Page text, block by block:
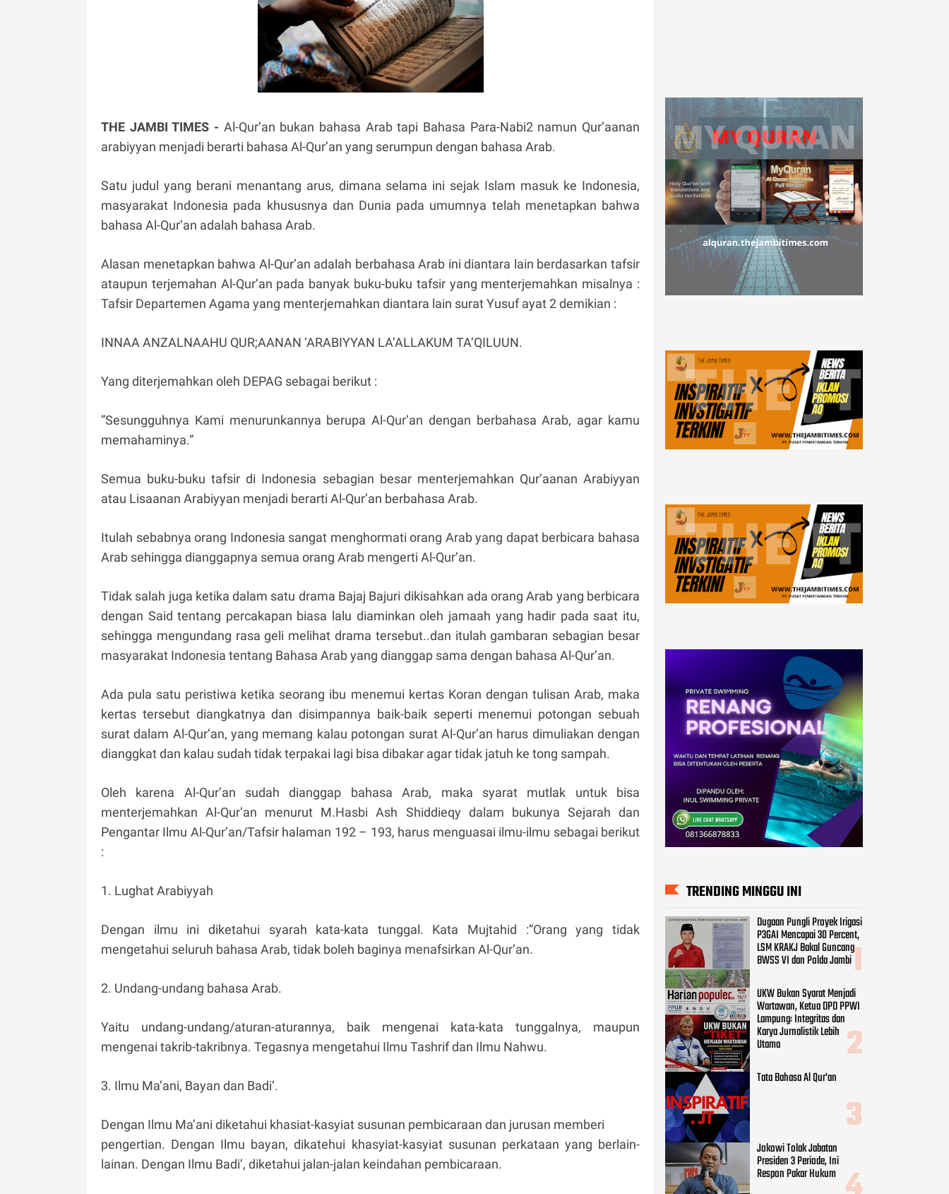
THE JAMBI TIMES - Al-Qur’an bukan bahasa Arab tapi Bahasa Para-Nabi2 namun Qur’aanan
arabiyyan menjadi berarti bahasa Al-Qur’an yang serumpun dengan bahasa Arab.
Satu judul yang berani menantang arus, dimana selama ini sejak Islam masuk ke Indonesia,
masyarakat Indonesia pada khususnya dan Dunia pada umumnya telah menetapkan bahwa
bahasa Al-Qur’an adalah bahasa Arab.
Alasan menetapkan bahwa Al-Qur’an adalah berbahasa Arab ini diantara lain berdasarkan tafsir
ataupun terjemahan Al-Qur’an pada banyak buku-buku tafsir yang menterjemahkan misalnya :
Tafsir Departemen Agama yang menterjemahkan diantara lain surat Yusuf ayat 2 demikian :
INNAA ANZALNAAHU QUR;AANAN ‘ARABIYYAN LA’ALLAKUM TA’QILUUN.
Yang diterjemahkan oleh DEPAG sebagai berikut :
”Sesungguhnya Kami menurunkannya berupa Al-Qur’an dengan berbahasa Arab, agar kamu
memahaminya.”
Semua buku-buku tafsir di Indonesia sebagian besar menterjemahkan Qur’aanan Arabiyyan
atau Lisaanan Arabiyyan menjadi berarti Al-Qur’an berbahasa Arab.
Itulah sebabnya orang Indonesia sangat menghormati orang Arab yang dapat berbicara bahasa
Arab sehingga dianggapnya semua orang Arab mengerti Al-Qur’an.
Tidak salah juga ketika dalam satu drama Bajaj Bajuri dikisahkan ada orang Arab yang berbicara
dengan Said tentang percakapan biasa lalu diaminkan oleh jamaah yang hadir pada saat itu,
sehingga mengundang rasa geli melihat drama tersebut..dan itulah gambaran sebagian besar
masyarakat Indonesia tentang Bahasa Arab yang dianggap sama dengan bahasa Al-Qur’an.
Ada pula satu peristiwa ketika seorang ibu menemui kertas Koran dengan tulisan Arab, maka
kertas tersebut diangkatnya dan disimpannya baik-baik seperti menemui potongan sebuah
surat dalam Al-Qur’an, yang memang kalau potongan surat Al-Qur’an harus dimuliakan dengan
dianggkat dan kalau sudah tidak terpakai lagi bisa dibakar agar tidak jatuh ke tong sampah.
Oleh karena Al-Qur’an sudah dianggap bahasa Arab, maka syarat mutlak untuk bisa
menterjemahkan Al-Qur’an menurut M.Hasbi Ash Shiddieqy dalam bukunya Sejarah dan
Pengantar Ilmu Al-Qur’an/Tafsir halaman 192 – 193, harus menguasai ilmu-ilmu sebagai berikut
:
1. Lughat Arabiyyah
Dengan ilmu ini diketahui syarah kata-kata tunggal. Kata Mujtahid :”Orang yang tidak
mengetahui seluruh bahasa Arab, tidak boleh baginya menafsirkan Al-Qur’an.
2. Undang-undang bahasa Arab.
Yaitu undang-undang/aturan-aturannya, baik mengenai kata-kata tunggalnya, maupun
mengenai takrib-takribnya. Tegasnya mengetahui Ilmu Tashrif dan Ilmu Nahwu.
3. Ilmu Ma’ani, Bayan dan Badi’.
Dengan Ilmu Ma’ani diketahui khasiat-kasyiat susunan pembicaraan dan jurusan memberi
pengertian. Dengan Ilmu bayan, dikatehui khasyiat-kasyiat susunan perkataan yang berlain-
lainan. Dengan Ilmu Badi’, diketahui jalan-jalan keindahan pembicaraan.
TRENDING MINGGU INI
Dugaan Pungli Proyek Irigasi
P3GAI Mencapai 30 Percent,
LSM KRAKJ Bakal Guncang
BWSS VI dan Polda Jambi
UKW Bukan Syarat Menjadi
Wartawan, Ketua DPD PPWI
Lampung: Integritas dan
Karya Jurnalistik Lebih
Utama
Tata Bahasa Al Qur'an
Jokowi Tolak Jabatan
Presiden 3 Periode, Ini
Respon Pakar Hukum